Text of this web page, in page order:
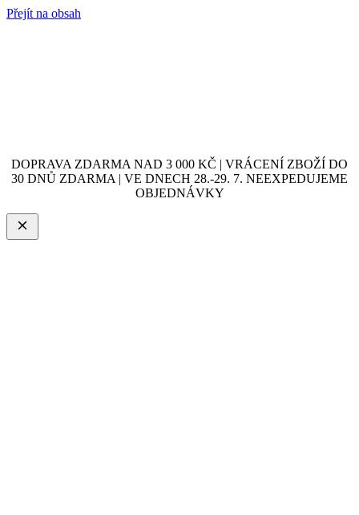
Přejít na obsah
DOPRAVA ZDARMA NAD 3 000 KČ | VRÁCENÍ ZBOŽÍ DO
30 DNŮ ZDARMA | VE DNECH 28.-29. 7. NEEXPEDUJEME
OBJEDNÁVKY